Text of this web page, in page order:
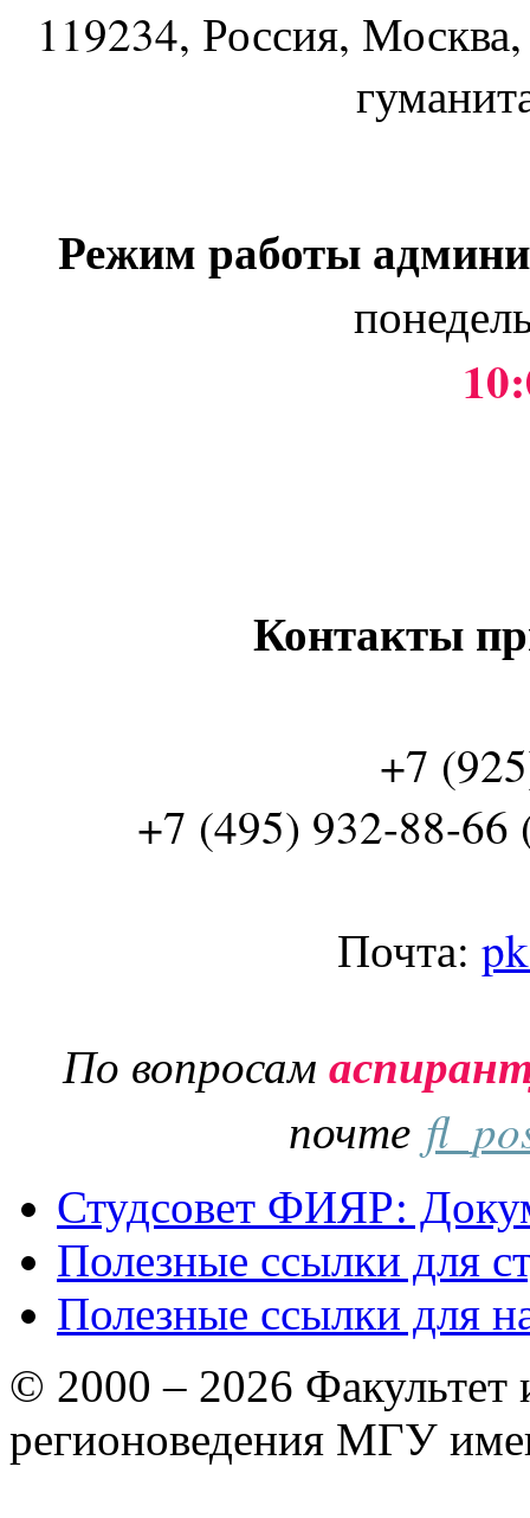
119234, Россия,
Режим работы
Контакты
+7
+7 (495) 932-88-66
Почта:
По вопросам
почте
Студсовет ФИЯР:
Полезные ссылки для
Полезные ссылки для
© 2000 – 2026 Факультет
регионоведения МГУ